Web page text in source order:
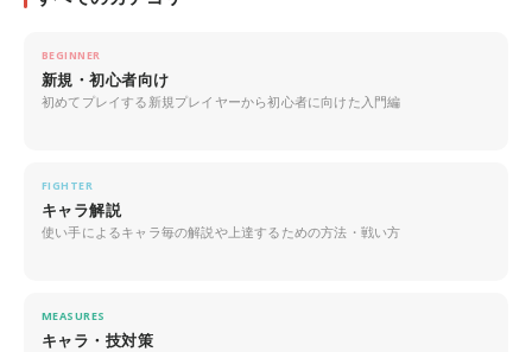
BEGINNER
新規・初心者向け
初めてプレイする新規プレイヤーから初心者に向けた入門編
FIGHTER
キャラ解説
使い手によるキャラ毎の解説や上達するための方法・戦い方
MEASURES
キャラ・技対策